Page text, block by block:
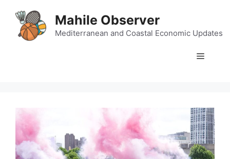
content
Mahile Observer
Mediterranean and Coastal Economic Updates
Menu